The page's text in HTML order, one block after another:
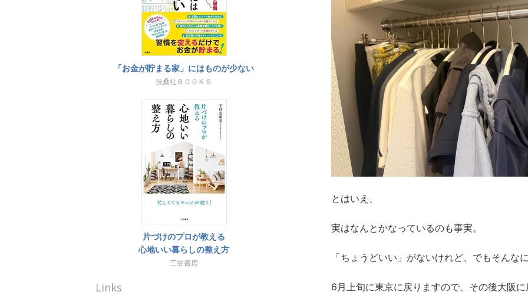
とはいえ、
実はなんとかなっているのも事実。
「ちょうどいい」がないけれど、でもそん
6月上旬に東京に戻りますので、その後大阪
「お金が貯まる家」にはものが少ない
扶桑社ＢＯＯＫＳ
片づけのプロが教える
心地いい暮らしの整え方
三笠書房
Links